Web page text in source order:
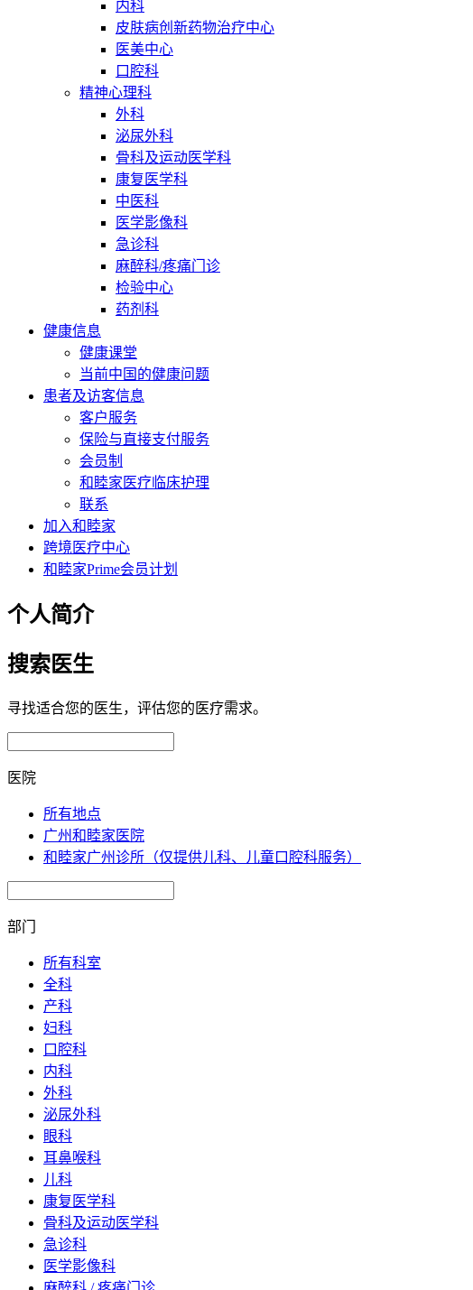
内科
皮肤病创新药物治疗中心
医美中心
口腔科
精神心理科
外科
泌尿外科
骨科及运动医学科
康复医学科
中医科
医学影像科
急诊科
麻醉科/疼痛门诊
检验中心
药剂科
健康信息
健康课堂
当前中国的健康问题
患者及访客信息
客户服务
保险与直接支付服务
会员制
和睦家医疗临床护理
联系
加入和睦家
跨境医疗中心
和睦家Prime会员计划
个人简介
搜索医生
寻找适合您的医生，评估您的医疗需求。
医院
所有地点
广州和睦家医院
和睦家广州诊所（仅提供儿科、儿童口腔科服务）
部门
所有科室
全科
产科
妇科
口腔科
内科
外科
泌尿外科
眼科
耳鼻喉科
儿科
康复医学科
骨科及运动医学科
急诊科
医学影像科